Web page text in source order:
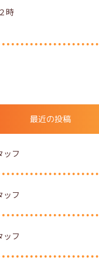
時
最近の投稿
ッフ
ッフ
ッフ